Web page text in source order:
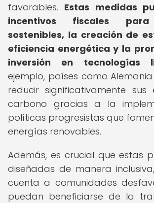
favorables. Estas medidas
incentivos fiscales para
sostenibles, la creación de
eficiencia energética y la
inversión en tecnologías
ejemplo, países como
reducir significativamente sus
carbono gracias a la
políticas progresistas que
energías renovables.
Además, es crucial que estas
diseñadas de manera
cuenta a comunidades
puedan beneficiarse de la